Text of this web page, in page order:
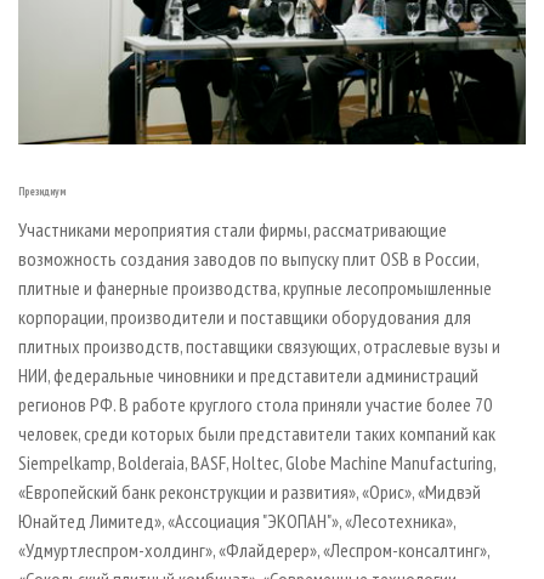
Президиум
Участниками мероприятия стали фирмы, рассматривающие
возможность создания заводов по выпуску плит OSB в России,
плитные и фанерные производства, крупные лесопромышленные
корпорации, производители и поставщики оборудования для
плитных производств, поставщики связующих, отраслевые вузы и
НИИ, федеральные чиновники и представители администраций
регионов РФ. В работе круглого стола приняли участие более 70
человек, среди которых были представители таких компаний как
Siempelkamp, Bolderaia, BASF, Holtec, Globe Machine Manufacturing,
«Европейский банк реконструкции и развития», «Орис», «Мидвэй
Юнайтед Лимитед», «Ассоциация "ЭКОПАН"», «Лесотехника»,
«Удмуртлеспром-холдинг», «Флайдерер», «Леспром-консалтинг»,